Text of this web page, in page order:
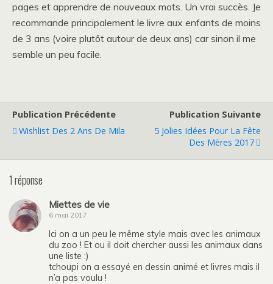
pages et apprendre de nouveaux mots. Un vrai succès. Je
recommande principalement le livre aux enfants de moins
de 3 ans (voire plutôt autour de deux ans) car sinon il me
semble un peu facile.
Publication Précédente
Wishlist Des 2 Ans De Mila
Publication Suivante
5 Jolies Idées Pour La Fête
Des Mères 2017
1 réponse
Miettes de vie
6 mai 2017
Ici on a un peu le même style mais avec les animaux
du zoo ! Et ou il doit chercher aussi les animaux dans
une liste :)
tchoupi on a essayé en dessin animé et livres mais il
n’a pas voulu !